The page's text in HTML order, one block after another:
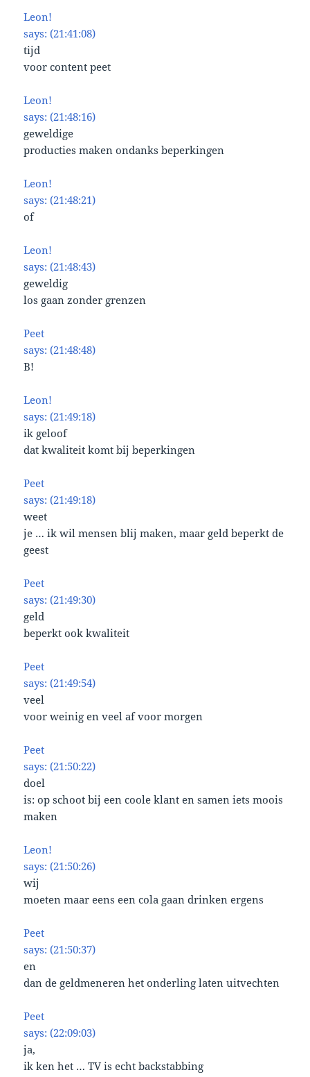
Leon!
says: (21:41:08)
tijd
voor content peet
Leon!
says: (21:48:16)
geweldige
producties maken ondanks beperkingen
Leon!
says: (21:48:21)
of
Leon!
says: (21:48:43)
geweldig
los gaan zonder grenzen
Peet
says: (21:48:48)
B!
Leon!
says: (21:49:18)
ik geloof
dat kwaliteit komt bij beperkingen
Peet
says: (21:49:18)
weet
je … ik wil mensen blij maken, maar geld beperkt de
geest
Peet
says: (21:49:30)
geld
beperkt ook kwaliteit
Peet
says: (21:49:54)
veel
voor weinig en veel af voor morgen
Peet
says: (21:50:22)
doel
is: op schoot bij een coole klant en samen iets moois
maken
Leon!
says: (21:50:26)
wij
moeten maar eens een cola gaan drinken ergens
Peet
says: (21:50:37)
en
dan de geldmeneren het onderling laten uitvechten
Peet
says: (22:09:03)
ja,
ik ken het … TV is echt backstabbing